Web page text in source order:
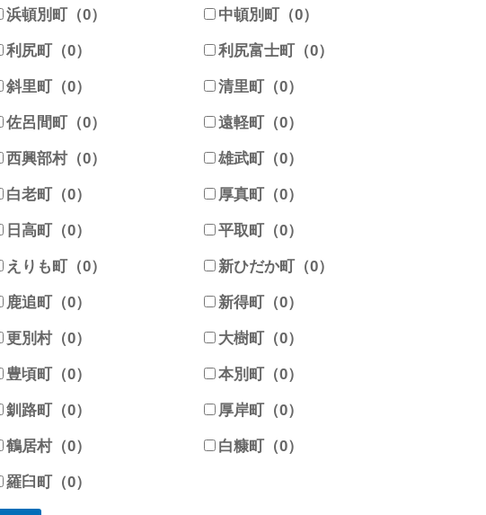
浜頓別町（0） 中頓別町（0）
利尻町（0） 利尻富士町（0）
斜里町（0） 清里町（0）
佐呂間町（0） 遠軽町（0）
西興部村（0） 雄武町（0）
白老町（0） 厚真町（0）
日高町（0） 平取町（0）
えりも町（0） 新ひだか町（0）
鹿追町（0） 新得町（0）
更別村（0） 大樹町（0）
豊頃町（0） 本別町（0）
釧路町（0） 厚岸町（0）
鶴居村（0） 白糠町（0）
羅臼町（0）